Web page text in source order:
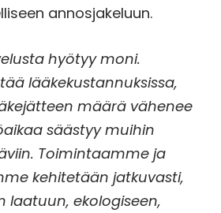
annosjakeluun.
hyötyy moni.
lääkekustannuksissa,
määrä vähenee
säästyy muihin
Toimintaamme ja
kehitetään jatkuvasti,
ekologiseen,